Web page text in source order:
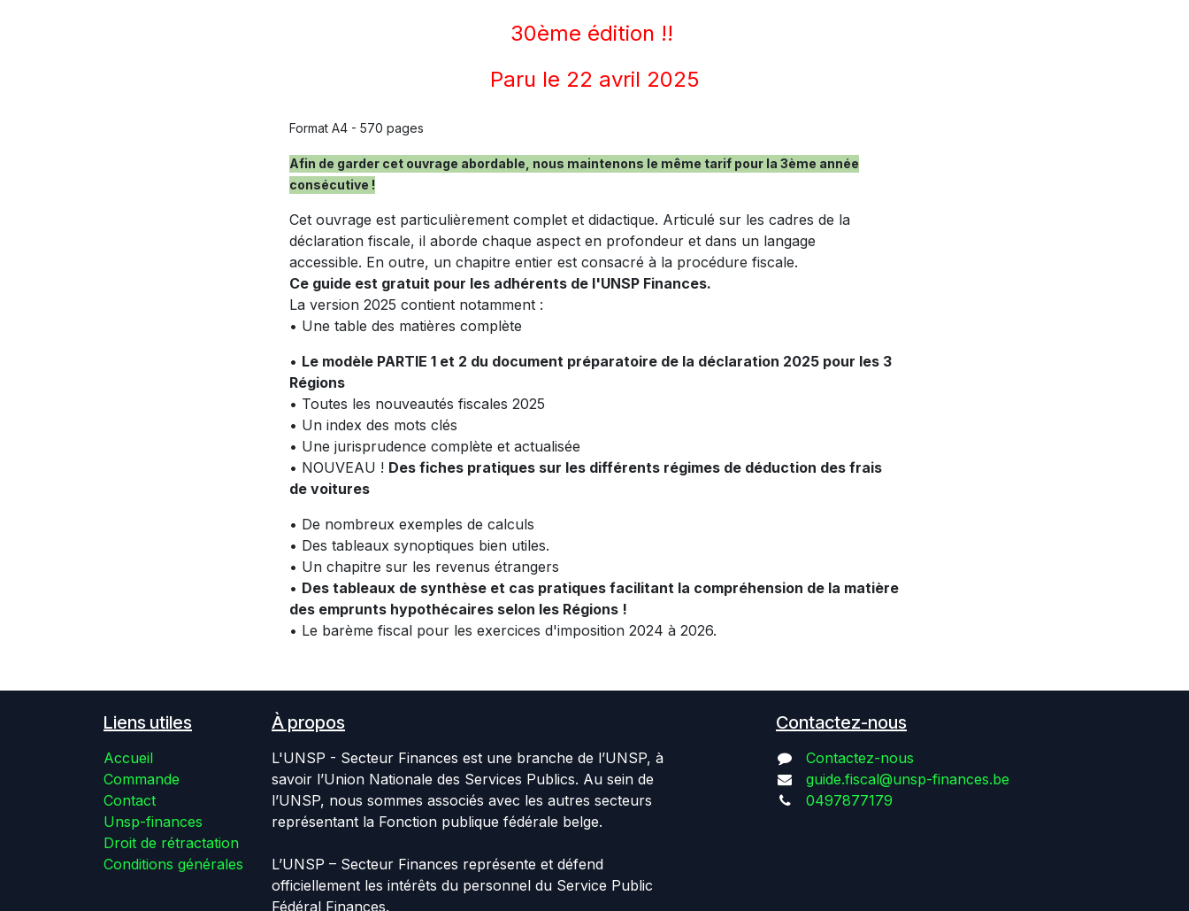
30ème édition !!
Paru le 22 avril 2025
Format A4 - 570 pages
Afin de garder cet ouvrage abordable, nous maintenons le même tarif pour la 3ème année
consécutive !
Cet ouvrage est particulièrement complet et didactique. Articulé sur les cadres de la
déclaration fiscale, il aborde chaque aspect en profondeur et dans un langage
accessible. En outre, un chapitre entier est consacré à la procédure fiscale.
Ce guide est gratuit pour les adhérents de l'UNSP Finances.
La version 2025 contient notamment :
• Une table des matières complète
• Le modèle PARTIE 1 et 2 du document préparatoire de la déclaration 2025 pour les 3
Régions
• Toutes les nouveautés fiscales 2025
• Un index des mots clés
• Une jurisprudence complète et actualisée
• NOUVEAU ! Des fiches pratiques sur les différents régimes de déduction des frais
de voitures
• De nombreux exemples de calculs
• Des tableaux synoptiques bien utiles.
• Un chapitre sur les revenus étrangers
• Des tableaux de synthèse et cas pratiques facilitant la compréhension de la matière
des emprunts hypothécaires selon les Régions !
• Le barème fiscal pour les exercices d'imposition 2024 à 2026.
Liens utiles
Accueil
Commande
Contact
Unsp-finances
Droit de rétractation
Conditions générales
À propos
L'UNSP - Secteur Finances est une branche de l’UNSP, à
savoir l’Union Nationale des Services Publics. Au sein de
l’UNSP, nous sommes associés avec les autres secteurs
représentant la Fonction publique fédérale belge.
L’UNSP – Secteur Finances représente et défend
officiellement les intérêts du personnel du Service Public
Fédéral Finances.
Contactez-nous
Contactez-nous
guide.fiscal@unsp-finances.be
0497877179